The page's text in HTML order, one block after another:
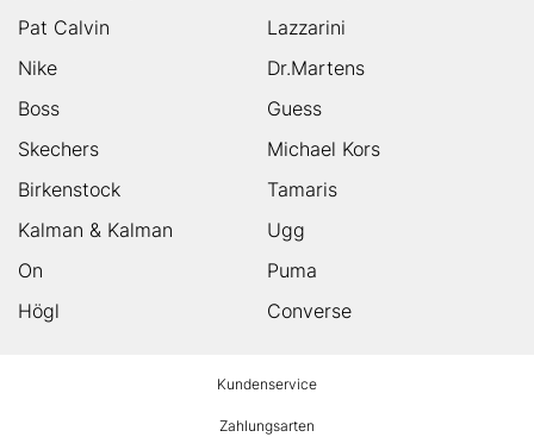
Pat Calvin
Lazzarini
Nike
Dr.Martens
Boss
Guess
Skechers
Michael Kors
Birkenstock
Tamaris
Kalman & Kalman
Ugg
On
Puma
Högl
Converse
Kundenservice
Zahlungsarten